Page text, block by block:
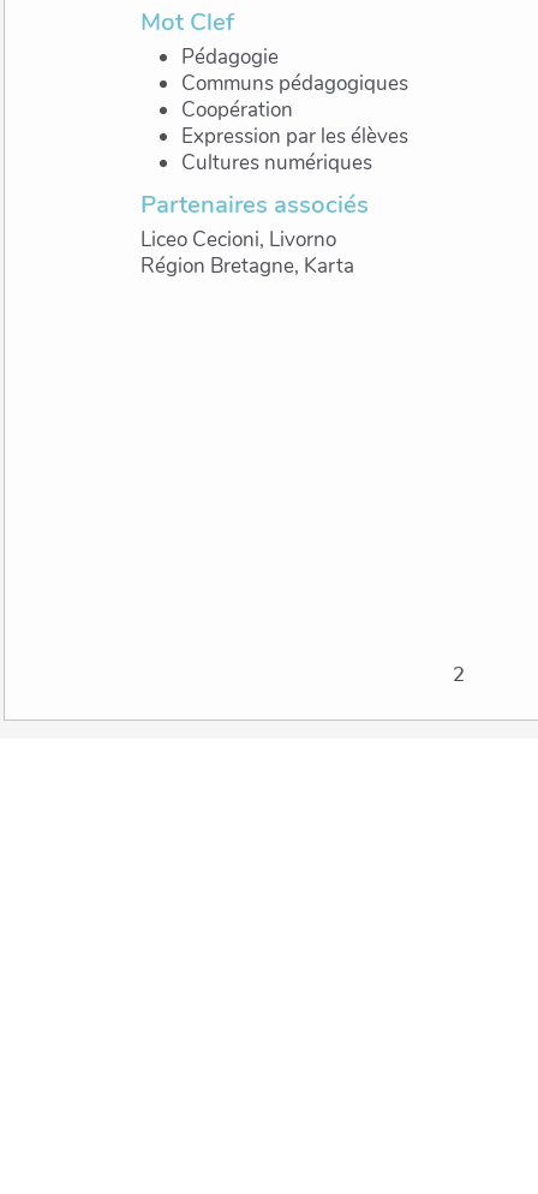
Mot Clef
Pédagogie
Communs pédagogiques
Coopération
Expression par les élèves
Cultures numériques
Partenaires associés
Liceo Cecioni, Livorno
Région Bretagne, Karta